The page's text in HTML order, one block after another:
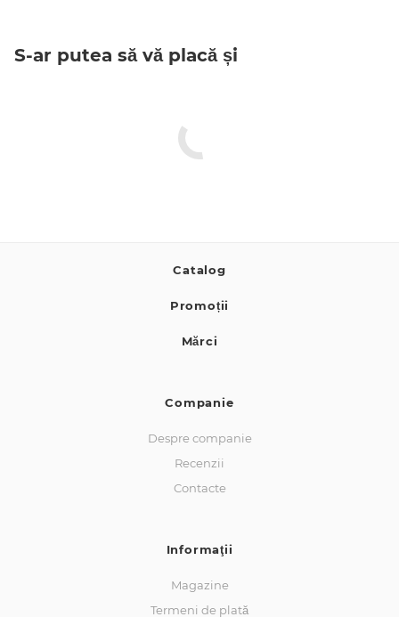
S-ar putea să vă placă și
Catalog
Promoții
Mărci
Companie
Despre companie
Recenzii
Contacte
Informaţii
Magazine
Termeni de plată